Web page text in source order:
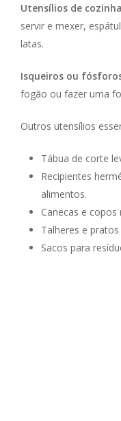
Utensílios de
servir e mexer,
latas.
Isqueiros ou
fogão ou fazer uma
Outros utensílios
Tábua de corte
Recipientes
alimentos.
Canecas e copos
Talheres e
Sacos para